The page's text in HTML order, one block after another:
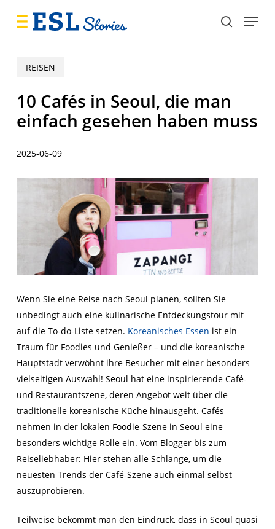
search
Menu
REISEN
10 Cafés in Seoul, die man
einfach gesehen haben muss
2025-06-09
Wenn Sie eine Reise nach Seoul planen, sollten Sie
unbedingt auch eine kulinarische Entdeckungstour mit
auf die To-do-Liste setzen. Koreanisches Essen ist ein
Traum für Foodies und Genießer – und die koreanische
Hauptstadt verwöhnt ihre Besucher mit einer besonders
vielseitigen Auswahl! Seoul hat eine inspirierende Café-
und Restaurantszene, deren Angebot weit über die
traditionelle koreanische Küche hinausgeht. Cafés
nehmen in der lokalen Foodie-Szene in Seoul eine
besonders wichtige Rolle ein. Vom Blogger bis zum
Reiseliebhaber: Hier stehen alle Schlange, um die
neuesten Trends der Café-Szene auch einmal selbst
auszuprobieren.
Teilweise bekommt man den Eindruck, dass in Seoul quasi